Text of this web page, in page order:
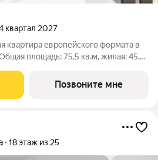
квартал 2027
квартира европейского формата в
площадь: 75,5 кв.м, жилая: 45,6
кухню-нишу 6,1 кв.м, прихожую
Позвоните мне
18 этаж из 25